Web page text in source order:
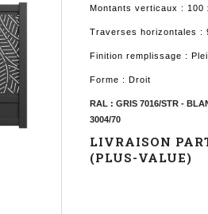
Montants verticaux : 100
Traverses horizontales :
Finition remplissage :
Forme : Droit
RAL : GRIS 7016/STR -
3004/70
LIVRAISON
(PLUS-VALUE)